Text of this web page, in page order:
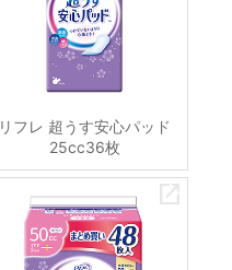
リフレ 超うす安心パッド
25cc36枚